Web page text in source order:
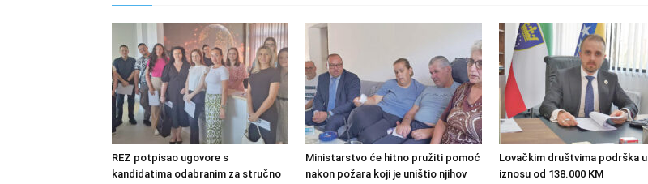
REZ potpisao ugovore s
kandidatima odabranim za stručno
Ministarstvo će hitno pružiti pomoć
nakon požara koji je uništio njihov
Lovačkim društvima podrška u
iznosu od 138.000 KM